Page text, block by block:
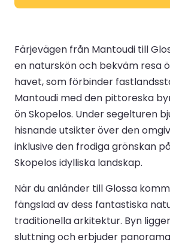
Färjevägen från Mantoudi till
en naturskön och bekväm resa
havet, som förbinder
Mantoudi med den pittoreska
ön Skopelos. Under segelturen
hisnande utsikter över den
inklusive den frodiga grönskan
Skopelos idylliska landskap.
När du anländer till Glossa
fängslad av dess fantastiska
traditionella arkitektur. Byn
sluttning och erbjuder